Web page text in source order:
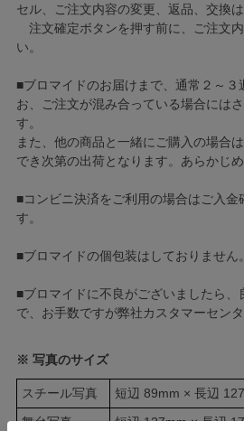
セル、ご注文内容の変更、返品、交換は
注文確定ボタンを押す前に、ご注文
い。
■ブロマイドのお届けまで、通常２～３
お、ご注文が混み合っている場合には
す。
また、他の商品と一緒にご購入の場合
でき次第の出荷となります。あらかじめ
■コンビニ決済をご利用の場合はご入金
す。
■ブロマイドの個包装はしておりません。
■ブロマイドに不良がございましたら
で、お手数ですが弊社カスタマーセン
※ 写真のサイズ
スチール写真
短辺 89mm × 長辺
舞台写真
短辺 127mm × 長辺